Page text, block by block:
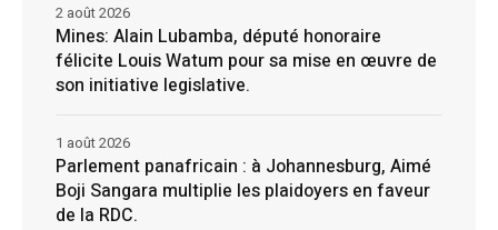
Mines: Alain Lubamba, député honoraire
félicite Louis Watum pour sa mise en œuvre de
son initiative legislative.
2 août 2026
Parlement panafricain : à Johannesburg, Aimé
Boji Sangara multiplie les plaidoyers en faveur
de la RDC.
1 août 2026